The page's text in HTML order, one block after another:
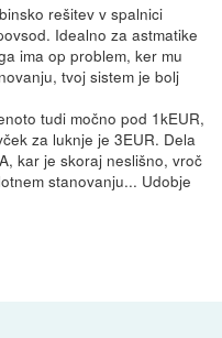
rešitev v spalnici
Idealno za astmatike
ima op problem, ker mu
tvoj sistem je bolj
tudi močno pod 1kEUR,
za luknje je 3EUR. Dela
kar je skoraj neslišno, vroč
stanovanju... Udobje